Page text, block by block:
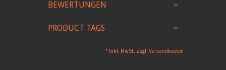
BEWERTUNGEN
PRODUCT TAGS
* Inkl. MwSt. zzgl. Versandkosten